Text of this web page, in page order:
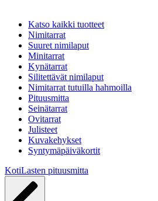
Katso kaikki tuotteet
Nimitarrat
Suuret nimilaput
Minitarrat
Kynätarrat
Silitettävät nimilaput
Nimitarrat tutuilla hahmoilla
Pituusmitta
Seinätarrat
Ovitarrat
Julisteet
Kuvakehykset
Syntymäpäiväkortit
KotiLasten pituusmitta